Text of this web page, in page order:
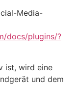
Media-
docs/plugins/?
ist, wird eine
und dem